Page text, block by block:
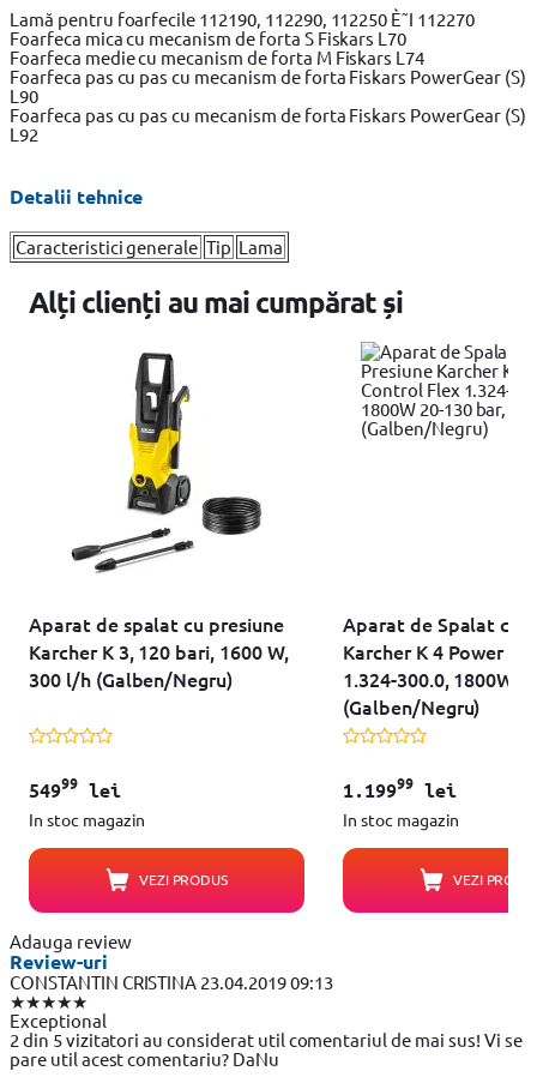
Lamă pentru foarfecile 112190, 112290, 112250 È˜I 112270
Foarfeca mica cu mecanism de forta S Fiskars L70
Foarfeca medie cu mecanism de forta M Fiskars L74
Foarfeca pas cu pas cu mecanism de forta Fiskars PowerGear (S)
L90
Foarfeca pas cu pas cu mecanism de forta Fiskars PowerGear (S)
L92
Detalii tehnice
Caracteristici generale Tip Lama
Alți clienți au mai cumpărat și
Aparat de spalat cu presiune
Karcher K 3, 120 bari, 1600 W,
300 l/h (Galben/Negru)
54999lei
In stoc magazin
VEZI PRODUS
Aparat de Spalat cu
Karcher K 4 Power
1.324-300.0, 1800W
(Galben/Negru)
1.19999lei
In stoc magazin
VEZI
Adauga review
Review-uri
CONSTANTIN CRISTINA 23.04.2019 09:13
★★★★★
Exceptional
2 din 5 vizitatori au considerat util comentariul de mai sus! Vi se
pare util acest comentariu? DaNu